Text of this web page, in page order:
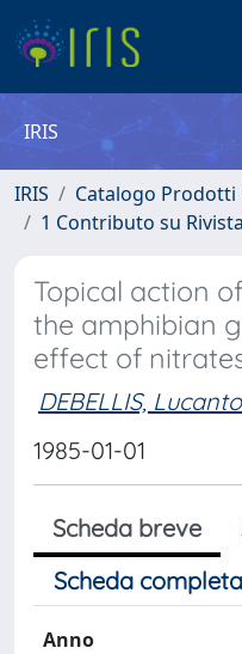
IRIS
IRIS
Catalogo Prodotti
1 Contributo su Rivista
Topical action
the amphibian
effect of
DEBELLIS,
1985-01-01
Scheda breve
Scheda
Anno